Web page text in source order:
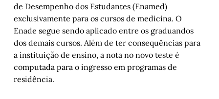
de Desempenho dos Estudantes (Enamed)
exclusivamente para os cursos de medicina. O
Enade segue sendo aplicado entre os graduandos
dos demais cursos. Além de ter consequências para
a instituição de ensino, a nota no novo teste é
computada para o ingresso em programas de
residência.